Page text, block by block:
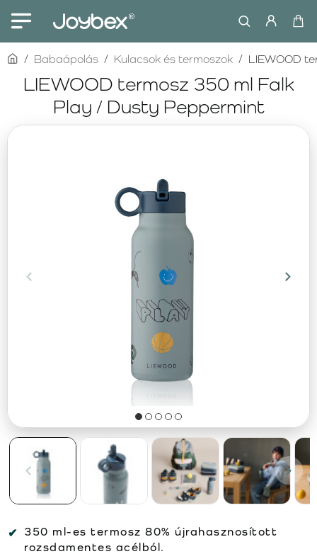
LIEWOOD termosz 350 ml Falk
Play / Dusty Peppermint
homeBabaápolás Kulacsok és termoszok LIEWOOD
350 ml-es termosz 80% újrahasznosított
rozsdamentes acélból.